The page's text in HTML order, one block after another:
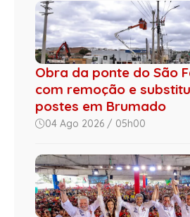
Obra da ponte do São
com remoção e
postes em Brumado
04 Ago 2026 / 05h00